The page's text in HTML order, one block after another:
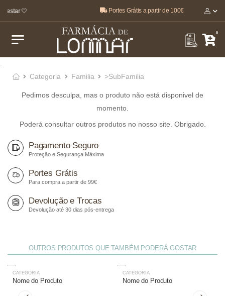
estar 🤍 Portes Grátis a partir de 100€
0
Categoria
Familia >SubFamilia
Pedimos desculpa, mas o produto não está disponivel de
momento.
Poderá consultar outros produtos no nosso site. Obrigado.
Pagamento Seguro
Proteção e Segurança Máxima
Portes Grátis
Para compra a partir de 99€
Devolução e Trocas
Devolução até 30 dias pós-entrega
OUTROS PRODUTOS QUE TAMBÉM PODERÁ GOSTAR
-27%
CATEGORIA
Nome do Produto
-27%
CATEGORIA
Nome do Produto